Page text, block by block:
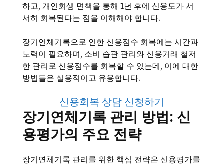
하고, 개인회생 면책을 통해 1년 후에 신용도가 서
서히 회복된다는 점을 이해해야 합니다.
장기연체기록으로 인한 신용점수 회복에는 시간과
노력이 필요하며, 소비 습관 관리와 신용거래 철저
한 관리로 신용점수를 회복할 수 있는데, 이에 대한
방법들은 실용적이고 유용합니다.
신용회복 상담 신청하기
장기연체기록 관리 방법: 신
용평가의 주요 전략
장기연체기록 관리를 위한 핵심 전략은 신용평가를